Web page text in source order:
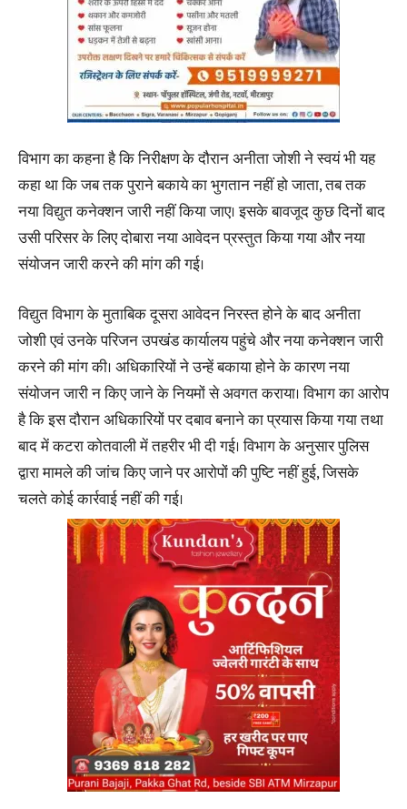
विभाग का कहना है कि निरीक्षण के दौरान अनीता जोशी ने स्वयं भी यह
कहा था कि जब तक पुराने बकाये का भुगतान नहीं हो जाता, तब तक
नया विद्युत कनेक्शन जारी नहीं किया जाए। इसके बावजूद कुछ दिनों बाद
उसी परिसर के लिए दोबारा नया आवेदन प्रस्तुत किया गया और नया
संयोजन जारी करने की मांग की गई।
विद्युत विभाग के मुताबिक दूसरा आवेदन निरस्त होने के बाद अनीता
जोशी एवं उनके परिजन उपखंड कार्यालय पहुंचे और नया कनेक्शन जारी
करने की मांग की। अधिकारियों ने उन्हें बकाया होने के कारण नया
संयोजन जारी न किए जाने के नियमों से अवगत कराया। विभाग का आरोप
है कि इस दौरान अधिकारियों पर दबाव बनाने का प्रयास किया गया तथा
बाद में कटरा कोतवाली में तहरीर भी दी गई। विभाग के अनुसार पुलिस
द्वारा मामले की जांच किए जाने पर आरोपों की पुष्टि नहीं हुई, जिसके
चलते कोई कार्रवाई नहीं की गई।